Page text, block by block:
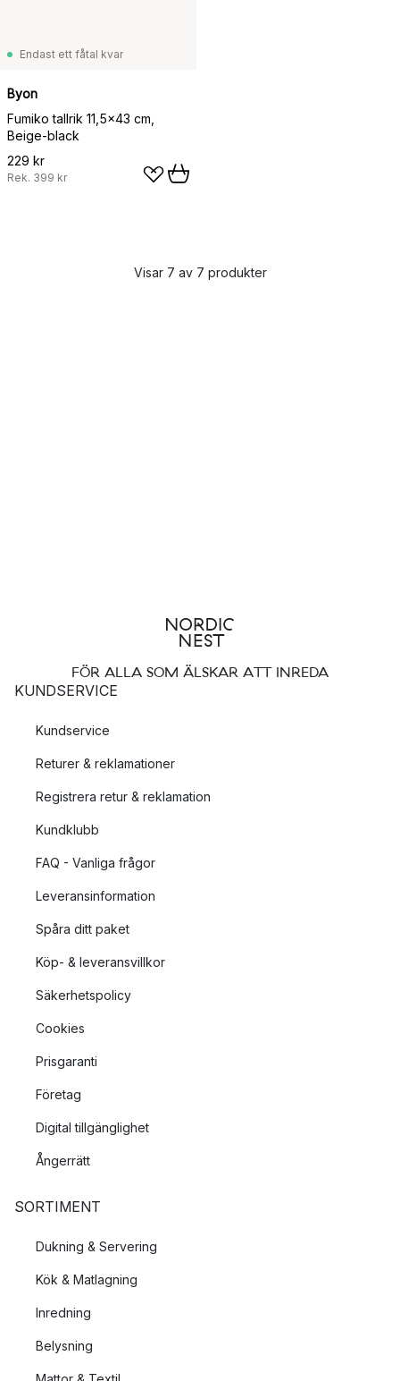
Endast ett fåtal kvar
Byon
Fumiko tallrik 11,5x43 cm,
Beige-black
229 kr
Rek. 399 kr
Visar 7 av 7 produkter
FÖR ALLA SOM ÄLSKAR ATT INREDA
KUNDSERVICE
Kundservice
Returer & reklamationer
Registrera retur & reklamation
Kundklubb
FAQ - Vanliga frågor
Leveransinformation
Spåra ditt paket
Köp- & leveransvillkor
Säkerhetspolicy
Cookies
Prisgaranti
Företag
Digital tillgänglighet
Ångerrätt
SORTIMENT
Dukning & Servering
Kök & Matlagning
Inredning
Belysning